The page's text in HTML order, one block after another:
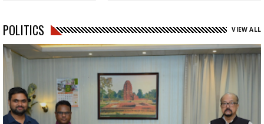
POLITICS VIEW ALL